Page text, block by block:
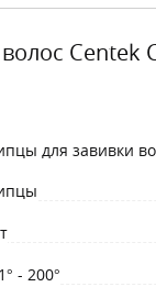
Centek
для завивки
- 200°